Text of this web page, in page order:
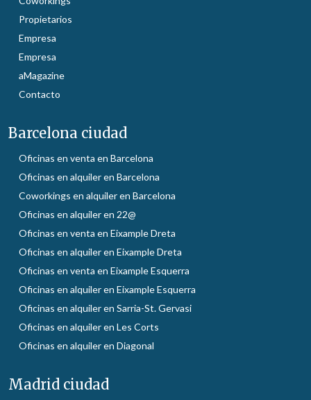
Propietarios
Empresa
Empresa
aMagazine
Contacto
Barcelona ciudad
Oficinas en venta en Barcelona
Oficinas en alquiler en Barcelona
Coworkings en alquiler en Barcelona
Oficinas en alquiler en 22@
Oficinas en venta en Eixample Dreta
Oficinas en alquiler en Eixample Dreta
Oficinas en venta en Eixample Esquerra
Oficinas en alquiler en Eixample Esquerra
Oficinas en alquiler en Sarria-St. Gervasi
Oficinas en alquiler en Les Corts
Oficinas en alquiler en Diagonal
Madrid ciudad